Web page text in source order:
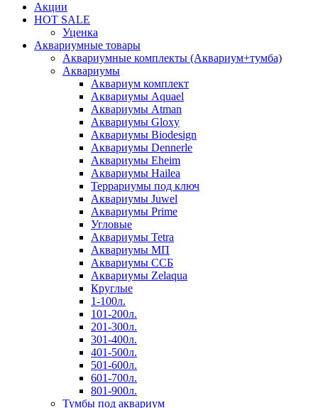
Акции
HOT SALE
Уценка
Аквариумные товары
Аквариумные комплекты (Аквариум+тумба)
Аквариумы
Аквариум комплект
Аквариумы Aquael
Аквариумы Atman
Аквариумы Gloxy
Аквариумы Biodesign
Аквариумы Dennerle
Аквариумы Eheim
Аквариумы Hailea
Террариумы под ключ
Аквариумы Juwel
Аквариумы Prime
Угловые
Аквариумы Tetra
Аквариумы МП
Аквариумы ССБ
Аквариумы Zelaqua
Круглые
1-100л.
101-200л.
201-300л.
301-400л.
401-500л.
501-600л.
601-700л.
801-900л.
Тумбы под аквариум